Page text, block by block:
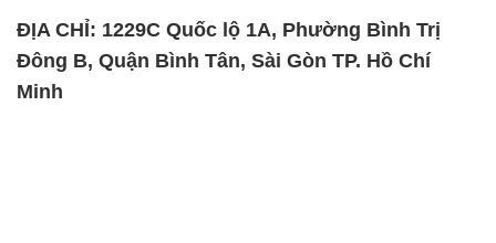
ĐỊA CHỈ: 1229C Quốc lộ 1A, Phường Bình Trị
Đông B, Quận Bình Tân, Sài Gòn TP. Hồ Chí
Minh